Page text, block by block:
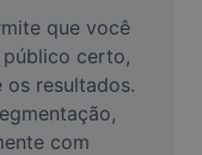
que você
certo,
os resultados.
com